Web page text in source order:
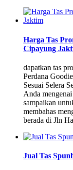
Harga Tas
Cipayung
dapatkan tas
Perdana
Sesuai Selera
Anda
sampaikan
membahas
berada di Jln
Jual Tas